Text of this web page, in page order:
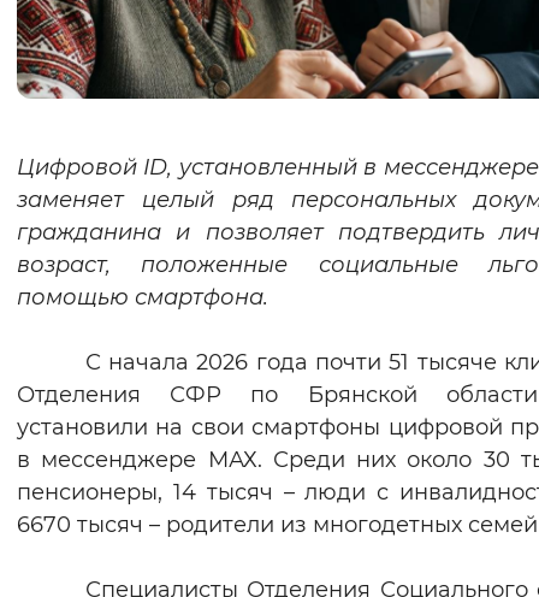
Включены Выключены
Звуковой ассистент
Вернуть стандартные настройки
Цифровой ID, установленный в мессенджере
заменяет целый ряд персональных
гражданина и позволяет подтвердить
возраст, положенные социальные
помощью смартфона.
С начала 2026 года почти 51 тысяче
Отделения СФР по Брянской
установили на свои смартфоны цифровой
в мессенджере МАХ. Среди них около 30
пенсионеры, 14 тысяч – люди с
6670 тысяч – родители из многодетных
Специалисты Отделения Социального